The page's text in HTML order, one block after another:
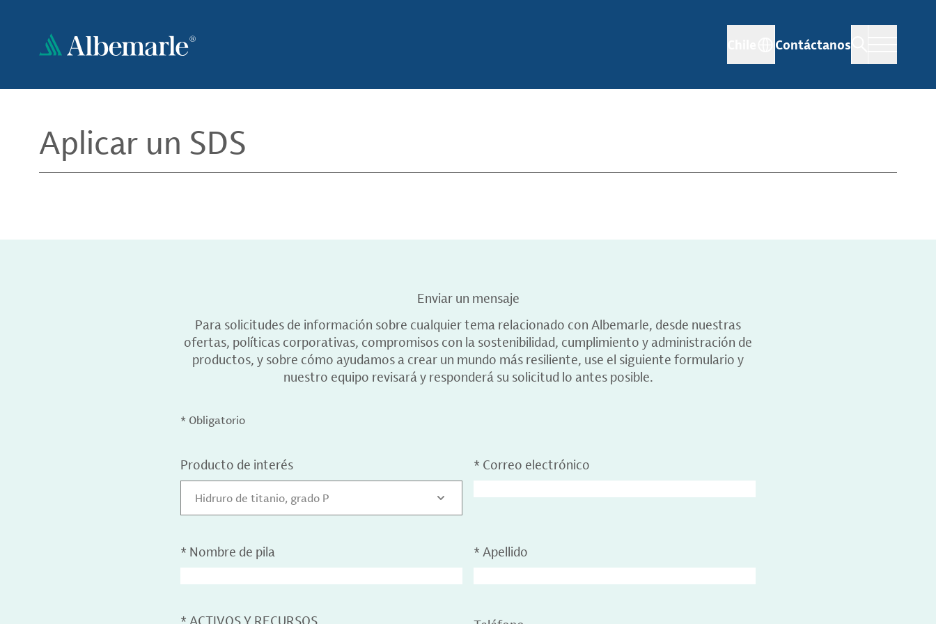
contenido
principal
Contáctanos
Aplicar un SDS
Enviar un mensaje
Para solicitudes de información sobre cualquier tema relacionado con Albemarle, desde nuestras
ofertas, políticas corporativas, compromisos con la sostenibilidad, cumplimiento y administración de
productos, y sobre cómo ayudamos a crear un mundo más resiliente, use el siguiente formulario y
nuestro equipo revisará y responderá su solicitud lo antes posible.
* Obligatorio
Producto de interés
Hidruro de titanio, grado P
* Correo electrónico
* Nombre de pila * Apellido
*ACTIVOS Y RECURSOS